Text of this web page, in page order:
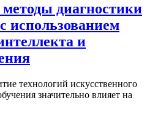
диагностики
использованием
и
технологий искусственного
значительно влияет на